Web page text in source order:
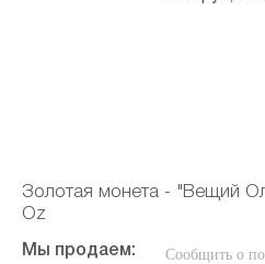
Золотая монета - "Вещий
Oz
Мы продаем: Сообщить о